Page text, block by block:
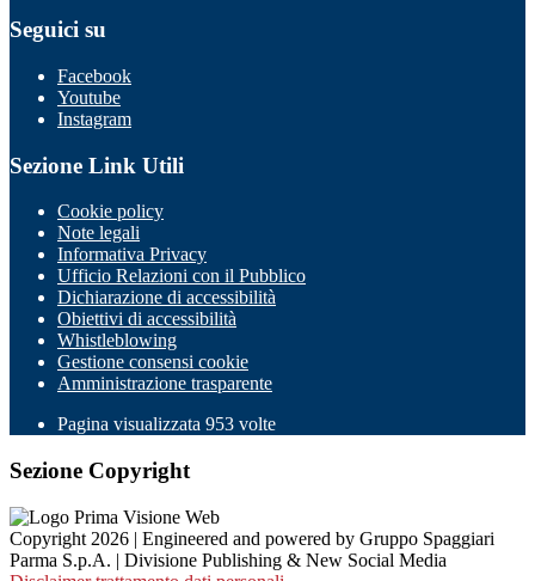
Seguici su
Facebook
Youtube
Instagram
Sezione Link Utili
Cookie policy
Note legali
Informativa Privacy
Ufficio Relazioni con il Pubblico
Dichiarazione di accessibilità
Obiettivi di accessibilità
Whistleblowing
Gestione consensi cookie
Amministrazione trasparente
Pagina visualizzata 953 volte
Sezione Copyright
Copyright 2026 | Engineered and powered by Gruppo Spaggiari
Parma S.p.A. | Divisione Publishing & New Social Media